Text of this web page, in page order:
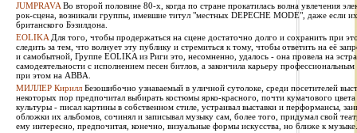
JUMPRAVA Во второй половине 80-х, когда по стране прокатилась волна увлечения
рок-сцена, возникали группы, имевшие титул "местных DEPECHE MODE", даже если
британского Бэзилдона.
EOLIKA Для того, чтобы продержаться на сцене достаточно долго и сохранить при
следить за тем, что волнует эту публику и стремиться к тому, чтобы ответить на её
и самобытной, Группе EOLIKA из Риги это, несомненно, удалось - она провела на
самодеятельности с исполнением песен битлов, а закончила карьеру
при этом на ABBA.
МИЛЛЕР Кирилл Безошибочно узнаваемый в уличной сутолоке, среди посетителей
некоторых пор предпочитал выбирать костюмы ярко-красного, почти кумачового
культуры - писал картины в собственном стиле, устраивал выставки и перформансы,
обложки их альбомов, сочинял и записывал музыку сам, более того, придумал свой
ему интересно, предпочитая, конечно, визуальные формы искусства, но ближе к музыке.